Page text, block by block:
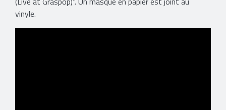
vinyle.